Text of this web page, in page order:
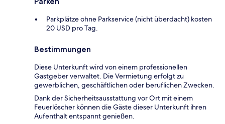
Parkplätze ohne Parkservice (nicht überdacht) kosten
20 USD pro Tag.
Bestimmungen
Diese Unterkunft wird von einem professionellen
Gastgeber verwaltet. Die Vermietung erfolgt zu
gewerblichen, geschäftlichen oder beruflichen Zwecken.
Dank der Sicherheitsausstattung vor Ort mit einem
Feuerlöscher können die Gäste dieser Unterkunft ihren
Aufenthalt entspannt genießen.